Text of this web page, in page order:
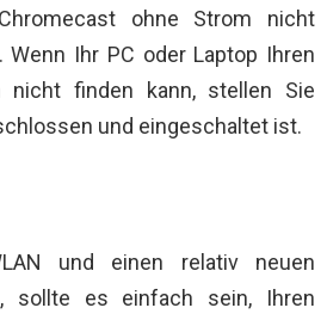
ohne Strom nicht
Ihr PC oder Laptop Ihren
nicht finden kann, stellen Sie
und eingeschaltet ist.
und einen relativ neuen
sollte es einfach sein, Ihren